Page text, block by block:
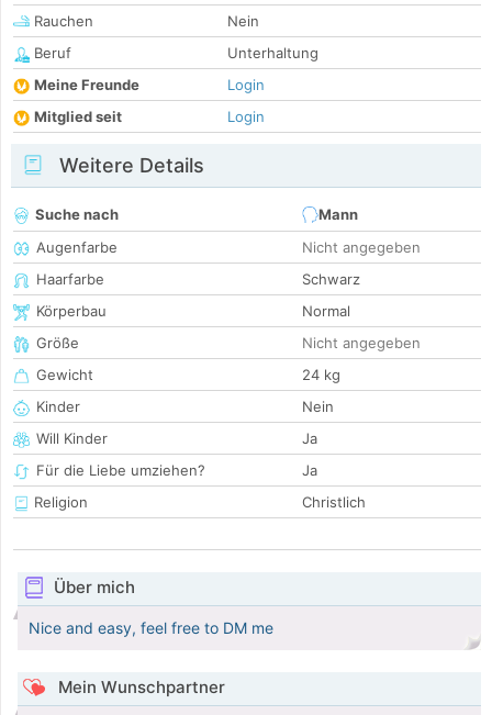
Rauchen
Nein
Beruf
Unterhaltung
Meine Freunde
Login
Mitglied seit
Login
Weitere Details
Suche nach
Mann
Augenfarbe
Nicht angegeben
Haarfarbe
Schwarz
Körperbau
Normal
Größe
Nicht angegeben
Gewicht
24 kg
Kinder
Nein
Will Kinder
Ja
Für die Liebe umziehen?
Ja
Religion
Christlich
Über mich
Nice and easy, feel free to DM me
Mein Wunschpartner